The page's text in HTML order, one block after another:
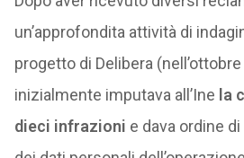
un’approfondita attività di
progetto di Delibera
inizialmente imputava all’Ine la
dieci infrazioni e dava ordine